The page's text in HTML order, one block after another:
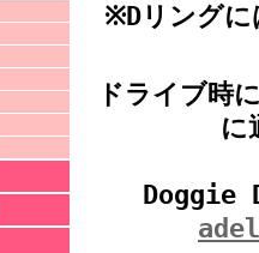
※Dリングに
ドライブ時
に
Doggie